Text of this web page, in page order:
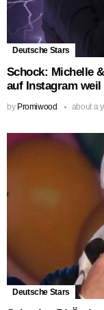
Deutsche Stars
Schock: Michelle
auf Instagram
by Promiwood about a
Deutsche Stars